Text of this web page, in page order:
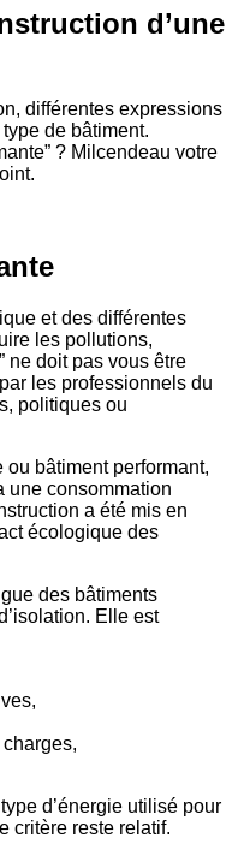
d’une
différentes expressions
de bâtiment.
? Milcendeau votre
et des différentes
les pollutions,
ne doit pas vous être
les professionnels du
politiques ou
bâtiment performant,
une consommation
a été mis en
écologique des
des bâtiments
Elle est
d’énergie utilisé pour
critère reste relatif.